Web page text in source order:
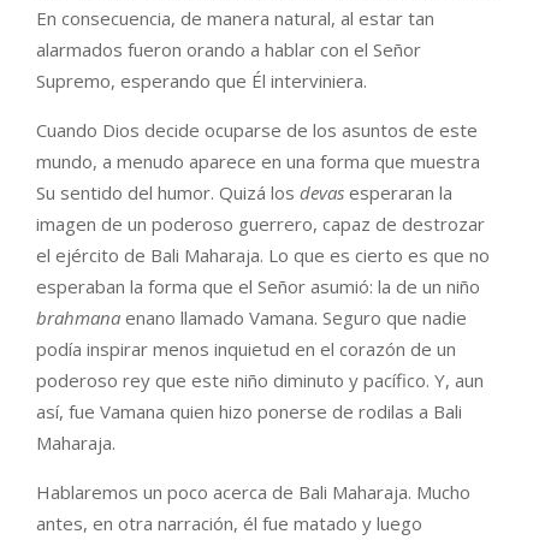
En consecuencia, de manera natural, al estar tan
alarmados fueron orando a hablar con el Señor
Supremo, esperando que Él interviniera.
Cuando Dios decide ocuparse de los asuntos de este
mundo, a menudo aparece en una forma que muestra
Su sentido del humor. Quizá los devas esperaran la
imagen de un poderoso guerrero, capaz de destrozar
el ejército de Bali Maharaja. Lo que es cierto es que no
esperaban la forma que el Señor asumió: la de un niño
brahmana enano llamado Vamana. Seguro que nadie
podía inspirar menos inquietud en el corazón de un
poderoso rey que este niño diminuto y pacífico. Y, aun
así, fue Vamana quien hizo ponerse de rodilas a Bali
Maharaja.
Hablaremos un poco acerca de Bali Maharaja. Mucho
antes, en otra narración, él fue matado y luego